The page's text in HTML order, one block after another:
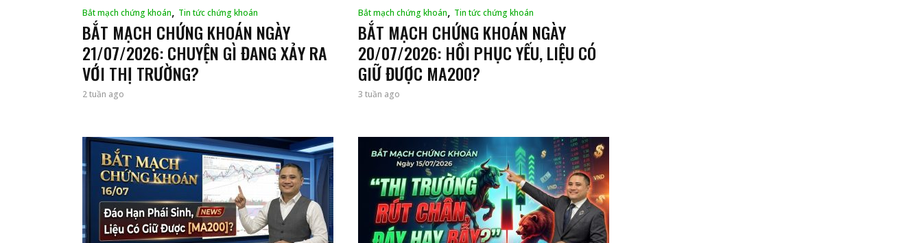
Bắt mạch chứng khoán, Tin tức chứng khoán
BẮT MẠCH CHỨNG KHOÁN NGÀY
21/07/2026: CHUYỆN GÌ ĐANG XẢY RA
VỚI THỊ TRƯỜNG?
2 tuần ago
Bắt mạch chứng khoán, Tin tức chứng khoán
BẮT MẠCH CHỨNG KHOÁN NGÀY
20/07/2026: HỒI PHỤC YẾU, LIỆU CÓ
GIỮ ĐƯỢC MA200?
3 tuần ago